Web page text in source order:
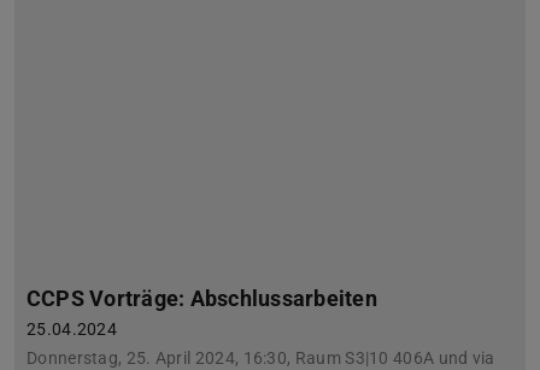
CCPS Vorträge: Abschlussarbeiten
25.04.2024
Donnerstag, 25. April 2024, 16:30, Raum S3|10 406A und via